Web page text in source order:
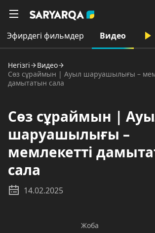
Эфирдегі фильмдер Видео
Негізгі
Видео
Сөз сұраймын | Ауыл шаруашылығы –
дамытатын сала
Сөз сұраймын |
шаруашылығы –
мемлекетті
сала
14.02.2025
Жоба